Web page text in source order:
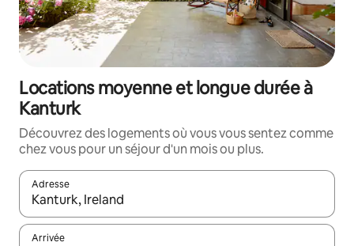
Locations moyenne et longue durée à
Kanturk
Découvrez des logements où vous vous sentez comme
chez vous pour un séjour d'un mois ou plus.
Adresse
Lorsque les résultats s'affichent, utilisez les flèches vers le
Arrivée